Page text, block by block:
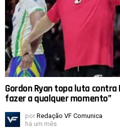
Gordon Ryan topa luta contra
fazer a qualquer momento”
por Redação VF Comunica
há um mês